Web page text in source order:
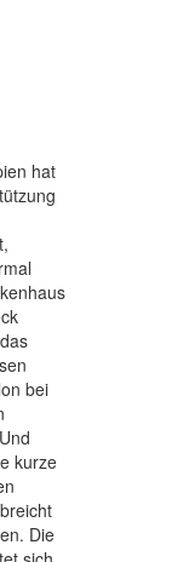
hat
bei
kurze
Die